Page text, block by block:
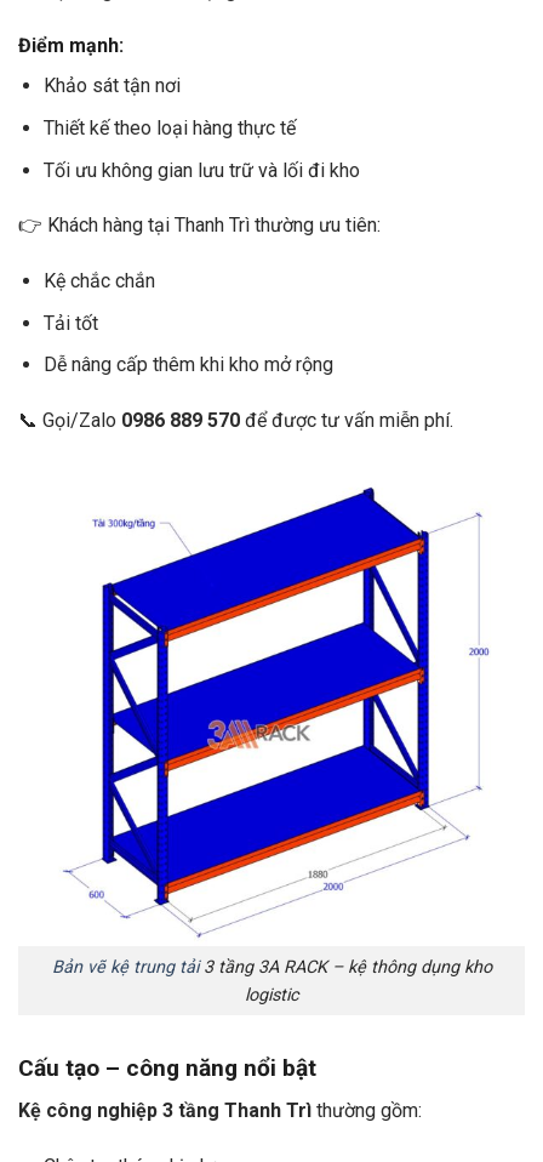
Điểm mạnh:
Khảo sát tận nơi
Thiết kế theo loại hàng thực tế
Tối ưu không gian lưu trữ và lối đi kho
👉 Khách hàng tại Thanh Trì thường ưu tiên:
Kệ chắc chắn
Tải tốt
Dễ nâng cấp thêm khi kho mở rộng
📞 Gọi/Zalo 0986 889 570 để được tư vấn miễn phí.
Bản vẽ kệ trung tải3 tầng 3A RACK – kệ thông dụng kho
logistic
Cấu tạo – công năng nổi bật
Kệ công nghiệp 3 tầng Thanh Trì thường gồm: